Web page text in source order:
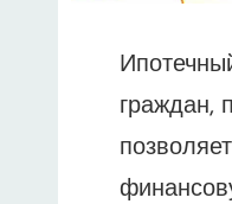
граждан,